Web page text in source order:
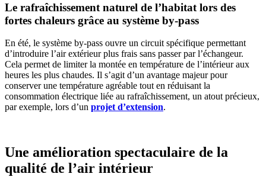
Le rafraîchissement naturel de l’habitat lors des
fortes chaleurs grâce au système by-pass
En été, le système by-pass ouvre un circuit spécifique permettant
d’introduire l’air extérieur plus frais sans passer par l’échangeur.
Cela permet de limiter la montée en température de l’intérieur aux
heures les plus chaudes. Il s’agit d’un avantage majeur pour
conserver une température agréable tout en réduisant la
consommation électrique liée au rafraîchissement, un atout précieux,
par exemple, lors d’un projet d’extension.
Une amélioration spectaculaire de la
qualité de l’air intérieur